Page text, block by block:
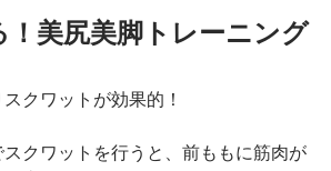
！美尻美脚トレーニング
クワットが効果的！
クワットを行うと、前ももに筋肉が